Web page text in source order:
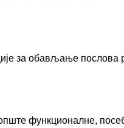
за обављање послова
функционалне,